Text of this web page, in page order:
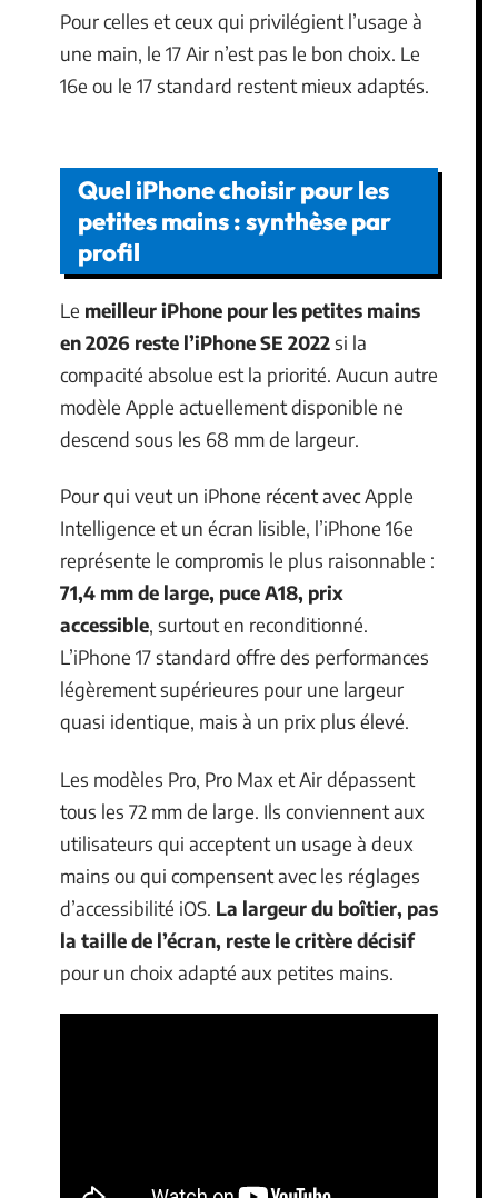
Pour celles et ceux qui privilégient l’usage à
une main, le 17 Air n’est pas le bon choix. Le
16e ou le 17 standard restent mieux adaptés.
Quel iPhone choisir pour les
petites mains : synthèse par
profil
Le meilleur iPhone pour les petites mains
en 2026 reste l’iPhone SE 2022si la
compacité absolue est la priorité. Aucun autre
modèle Apple actuellement disponible ne
descend sous les 68 mm de largeur.
Pour qui veut un iPhone récent avec Apple
Intelligence et un écran lisible, l’iPhone 16e
représente le compromis le plus raisonnable :
71,4 mm de large, puce A18, prix
accessible, surtout en reconditionné.
L’iPhone 17 standard offre des performances
légèrement supérieures pour une largeur
quasi identique, mais à un prix plus élevé.
Les modèles Pro, Pro Max et Air dépassent
tous les 72 mm de large. Ils conviennent aux
utilisateurs qui acceptent un usage à deux
mains ou qui compensent avec les réglages
d’accessibilité iOS. La largeur du boîtier, pas
la taille de l’écran, reste le critère décisif
pour un choix adapté aux petites mains.